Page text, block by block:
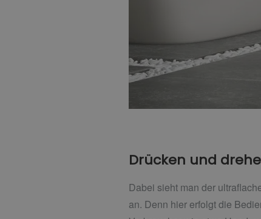
Drücken und
Dabei sieht man der
an. Denn hier erfolgt die